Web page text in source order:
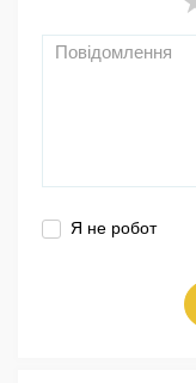
Я не робот